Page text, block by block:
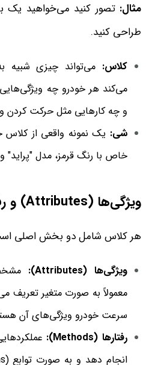
مثال: تصور کنید می‌خواهید یک
طراحی کنید.
کلاس: می‌تواند چیزی
می‌کند هر خودرو چه
و چه کارهایی مثل حرکت کردن
شی: یک نمونه واقعی از
خاص با رنگ قرمز، مدل "پراید" و سرعت ۱۲۰
ویژگی‌ها (Attributes) و
هر کلاس شامل دو بخش اصلی
ویژگی‌ها (Attributes):
معمولاً به صورت متغیر تعریف
سرعت خودرو ویژگی‌های آن
رفتارها (Methods):